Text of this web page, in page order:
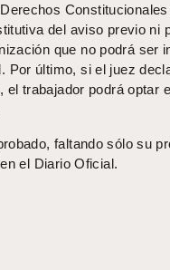
del aviso previo ni
que no podrá ser
último, si el juez
trabajador podrá optar
faltando sólo su
el Diario Oficial.